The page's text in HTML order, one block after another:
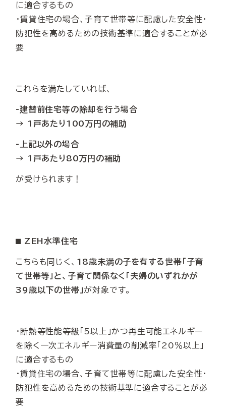
に適合するもの
・賃貸住宅の場合、子育て世帯等に配慮した安全性・
防犯性を高めるための技術基準に適合することが必
要
これらを満たしていれば、
-建替前住宅等の除却を行う場合
→ 1戸あたり100万円の補助
-上記以外の場合
→ 1戸あたり80万円の補助
が受けられます！
⬛︎ ZEH水準住宅
こちらも同じく、 18歳未満の子を有する世帯「子育
て世帯等」と、子育て関係なく「夫婦のいずれかが
39歳以下の世帯」が対象です。
・断熱等性能等級「5以上」かつ再生可能エネルギー
を除く一次エネルギー消費量の削減率「20％以上」
に適合するもの
・賃貸住宅の場合、子育て世帯等に配慮した安全性・
防犯性を高めるための技術基準に適合することが必
要